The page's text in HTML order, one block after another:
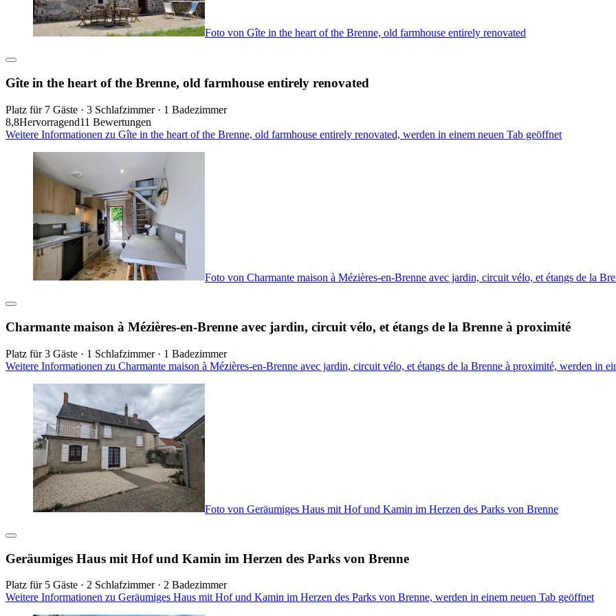
Foto von Gîte in the heart of the Brenne, old farmhouse entirely renovated
Gîte in the heart of the Brenne, old farmhouse entirely renovated
Platz für 7 Gäste · 3 Schlafzimmer · 1 Badezimmer
8,8Hervorragend11 Bewertungen
Weitere Informationen zu Gîte in the heart of the Brenne, old farmhouse entirely renovated, werden in einem neuen Tab geöffnet
Foto von Charmante maison à Mézières-en-Brenne avec jardin, circuit vélo, et étangs de la
Charmante maison à Mézières-en-Brenne avec jardin, circuit vélo, et étangs de la Brenne à proximité
Platz für 3 Gäste · 1 Schlafzimmer · 1 Badezimmer
Weitere Informationen zu Charmante maison à Mézières-en-Brenne avec jardin, circuit vélo, et étangs de la Brenne à proximité, werden in
Foto von Geräumiges Haus mit Hof und Kamin im Herzen des Parks von Brenne
Geräumiges Haus mit Hof und Kamin im Herzen des Parks von Brenne
Platz für 5 Gäste · 2 Schlafzimmer · 2 Badezimmer
Weitere Informationen zu Geräumiges Haus mit Hof und Kamin im Herzen des Parks von Brenne, werden in einem neuen Tab geöffnet